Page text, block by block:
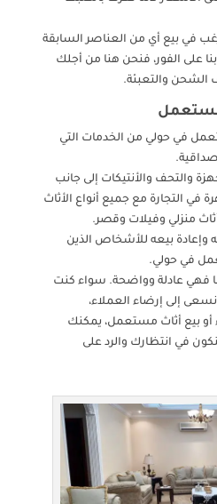
في بيع أي من العناصر السابقة
بنا على الفور، فنحن هنا من أجلك
الشحن والتعبئة.
في حولي من الخدمات التي
والتحف والأنتيكات إلى جانب
في التجارة مع جميع أنواع الأثاث
منزلي وفيلات وقصر.
وإعادة بيعه للأشخاص الذين
في حولي.
فهي عادلة وواضحة. سواء كنت
نسعى إلى إرضاء العملاء،
بيع أثاث مستعمل، يمكنك
في انتظارك والرد على